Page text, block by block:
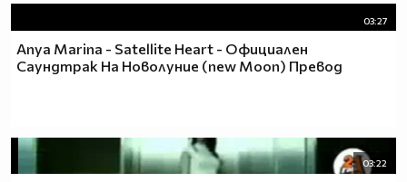
03:27
Anya Marina - Satellite Heart - Официален
Саундтрак На Новолуние (new Moon) Превод
03:22